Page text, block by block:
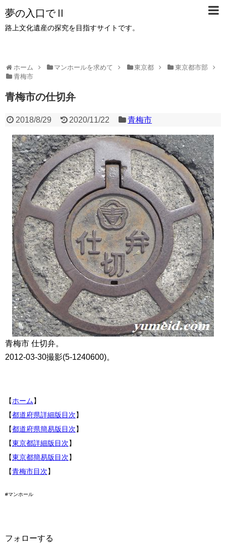
夢の入口でⅡ
路上文化遺産の探究を目指すサイトです。
ホーム マンホールを求めて 東京都
東京都市部
青梅市
青梅市の仕切弁
2018/8/29 2020/11/22 青梅市
青梅市 仕切弁。
2012-03-30撮影(5-1240600)。
【ホーム】
【都道府県詳細版目次】
【都道府県簡易版目次】
【東京都詳細版目次】
【東京都簡易版目次】
【青梅市目次】
#マンホール
フォローする